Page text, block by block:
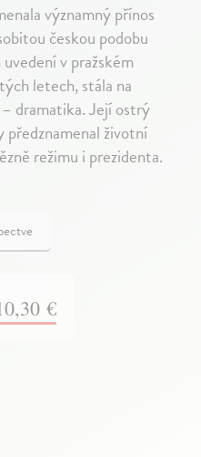
významný přínos
českou podobu
v pražském
letech, stála na
dramatika. Její ostrý
životní
režimu i prezidenta.
€